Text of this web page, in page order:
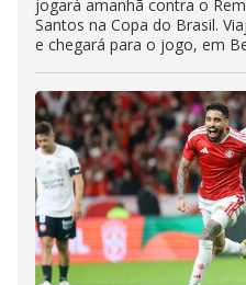
jogará amanhã contra o
Santos na Copa do Brasil.
e chegará para o jogo, em